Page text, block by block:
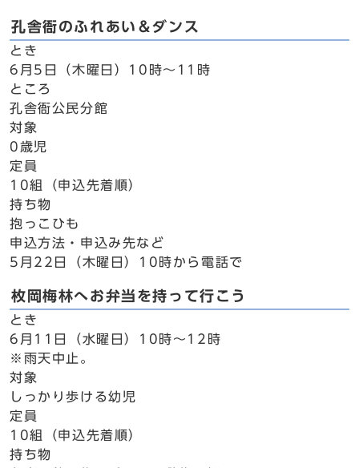
孔舎衙のふれあい＆ダンス
とき
6月5日（木曜日）10時～11時
ところ
孔舎衙公民分館
対象
0歳児
定員
10組（申込先着順）
持ち物
抱っこひも
申込方法・申込み先など
5月22日（木曜日）10時から電話で
枚岡梅林へお弁当を持って行こう
とき
6月11日（水曜日）10時～12時
※雨天中止。
対象
しっかり歩ける幼児
定員
10組（申込先着順）
持ち物